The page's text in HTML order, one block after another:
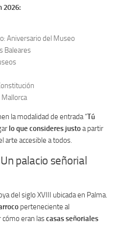
2026:
Aniversario del Museo
Baleares
la modalidad de entrada “Tú
lo que consideres justoa partir
arte accesible a todos.
palacio señorial
del siglo XVIII ubicada en Palma.
perteneciente al
eran lascasas señoriales